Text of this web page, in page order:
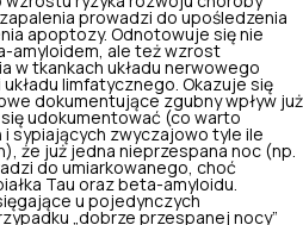
prowadzi do upośledzenia
apoptozy. Odnotowuje się nie
amyloidem, ale też wzrost
w tkankach układu nerwowego
limfatycznego. Okazuje się
dokumentujące zgubny wpływ już
udokumentować (co warto
sypiających zwyczajowo tyle ile
że już jedna nieprzespana noc (np.
do umiarkowanego, choć
Tau oraz beta-amyloidu.
u pojedynczych
„dobrze przespanej nocy”